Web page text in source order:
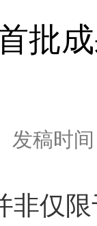
批
发稿时
仅限